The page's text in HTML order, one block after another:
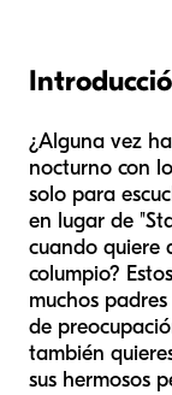
¿Alguna vez
nocturno con
solo para
en lugar de
cuando quiere
columpio?
muchos
de
también
sus hermosos